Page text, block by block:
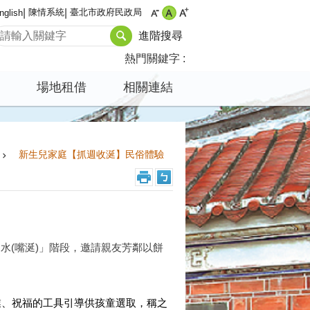
陳情系統 臺北市政府民政局
進階搜尋
熱門關鍵字
場地租借 相關連結
新生兒家庭【抓週收涎】民俗體驗
(嘴涎)」階段，邀請親友芳鄰以餅
祝福的工具引導供孩童選取，稱之